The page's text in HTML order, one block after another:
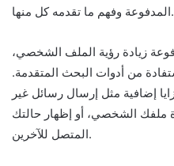
المدفوعة وفهم ما تقدمه كل منها.
زيادة رؤية الملف الشخصي،
من أدوات البحث المتقدمة.
إضافية مثل إرسال رسائل غير
ملفك الشخصي، أو إظهار حالتك
المتصل للآخرين.